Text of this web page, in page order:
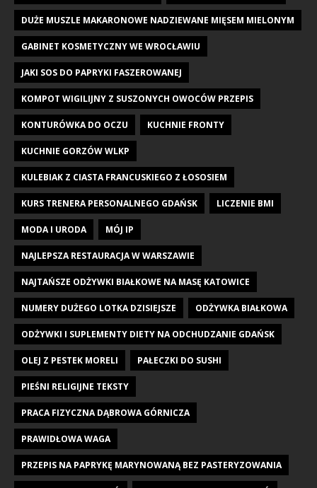
DUŻE MUSZLE MAKARONOWE NADZIEWANE MIĘSEM MIELONYM
GABINET KOSMETYCZNY WE WROCŁAWIU
JAKI SOS DO PAPRYKI FASZEROWANEJ
KOMPOT WIGILIJNY Z SUSZONYCH OWOCÓW PRZEPIS
KONTURÓWKA DO OCZU KUCHNIE FRONTY
KUCHNIE GORZÓW WLKP
KULEBIAK Z CIASTA FRANCUSKIEGO Z ŁOSOSIEM
KURS TRENERA PERSONALNEGO GDAŃSK LICZENIE BMI
MODA I URODA MÓJ IP
NAJLEPSZA RESTAURACJA W WARSZAWIE
NAJTAŃSZE ODŻYWKI BIAŁKOWE NA MASĘ KATOWICE
NUMERY DUŻEGO LOTKA DZISIEJSZE ODŻYWKA BIAŁKOWA
ODŻYWKI I SUPLEMENTY DIETY NA ODCHUDZANIE GDAŃSK
OLEJ Z PESTEK MORELI PAŁECZKI DO SUSHI
PIEŚNI RELIGIJNE TEKSTY
PRACA FIZYCZNA DĄBROWA GÓRNICZA
PRAWIDŁOWA WAGA
PRZEPIS NA PAPRYKĘ MARYNOWANĄ BEZ PASTERYZOWANIA